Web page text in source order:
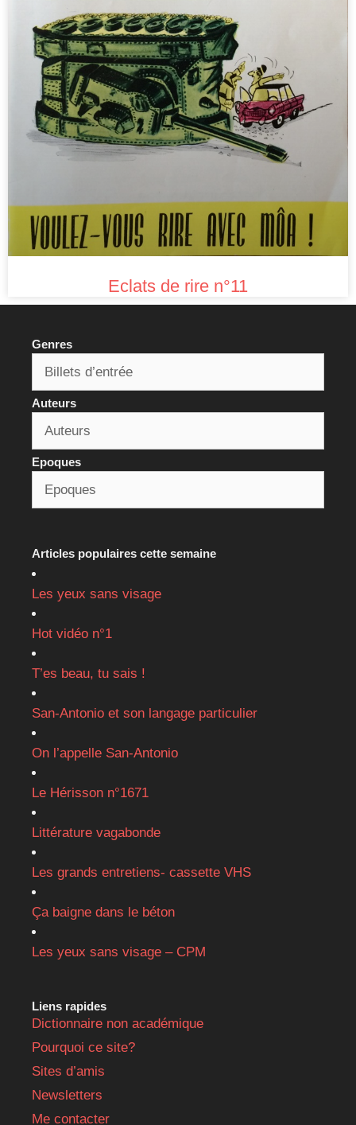
Eclats de rire n°11
Genres
Auteurs
Epoques
Articles populaires cette semaine
Les yeux sans visage
Hot vidéo n°1
T’es beau, tu sais !
San-Antonio et son langage particulier
On l’appelle San-Antonio
Le Hérisson n°1671
Littérature vagabonde
Les grands entretiens- cassette VHS
Ça baigne dans le béton
Les yeux sans visage – CPM
Liens rapides
Dictionnaire non académique
Pourquoi ce site?
Sites d’amis
Newsletters
Me contacter